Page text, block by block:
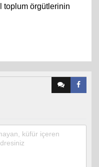
toplum örgütlerinin